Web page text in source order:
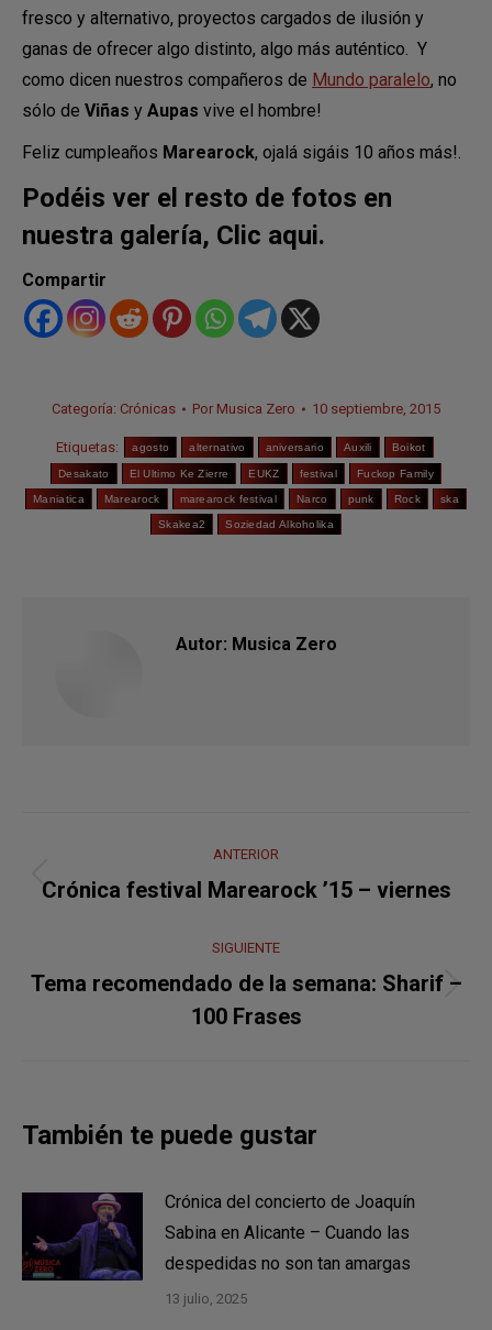
fresco y alternativo, proyectos cargados de ilusión y
ganas de ofrecer algo distinto, algo más auténtico. Y
como dicen nuestros compañeros de Mundo paralelo, no
sólo de Viñas y Aupas vive el hombre!
Feliz cumpleaños Marearock, ojalá sigáis 10 años más!.
Podéis ver el resto de fotos en
nuestra galería, Clic aqui.
Compartir
Categoría: Crónicas Por Musica Zero 10 septiembre, 2015
Etiquetas: agosto alternativo aniversario Auxili Boikot
Desakato El Ultimo Ke Zierre EUKZ festival Fuckop Family
Maniatica Marearock marearock festival Narco punk Rock ska
Skakea2 Soziedad Alkoholika
Autor: Musica Zero
entre
publicaciones
ANTERIOR
Publicación
Crónica festival Marearock ’15 – viernes
SIGUIENTE
Publicación
siguiente:
Tema recomendado de la semana: Sharif –
100 Frases
También te puede gustar
Crónica del concierto de Joaquín
Sabina en Alicante – Cuando las
despedidas no son tan amargas
13 julio, 2025